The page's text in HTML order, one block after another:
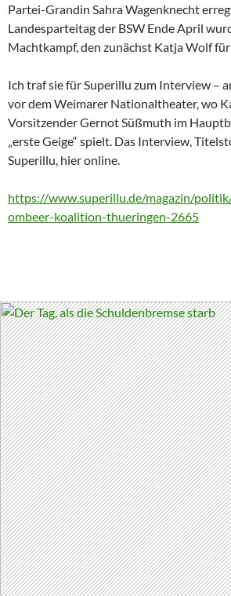
Partei-Grandin Sahra Wagenknecht
Landesparteitag der BSW Ende April
Machtkampf, den zunächst Katja Wolf
Ich traf sie für Superillu zum Interview –
vor dem Weimarer Nationaltheater, wo
Vorsitzender Gernot Süßmuth im
„erste Geige“ spielt. Das Interview,
Superillu, hier online.
https://www.superillu.de/magazin/
ombeer-koalition-thueringen-2665